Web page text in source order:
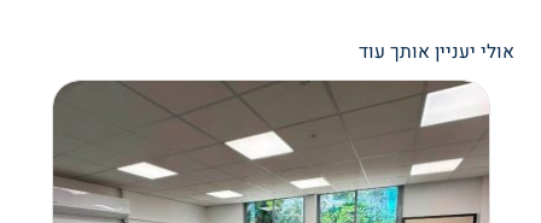
אולי יעניין אותך עוד